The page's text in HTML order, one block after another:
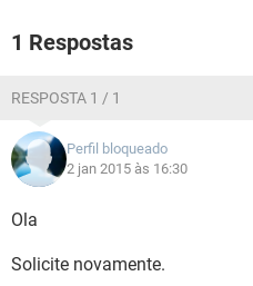
1 Respostas
RESPOSTA 1 / 1
Perfil bloqueado
2 jan 2015 às 16:30
Ola
Solicite novamente.